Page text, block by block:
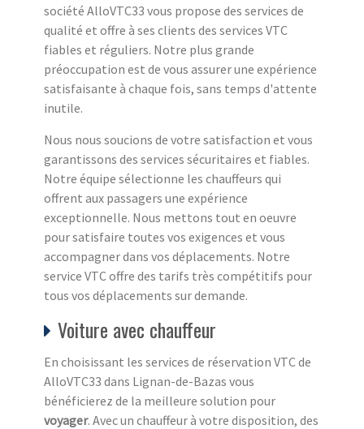
société AlloVTC33 vous propose des services de
qualité et offre à ses clients des services VTC
fiables et réguliers. Notre plus grande
préoccupation est de vous assurer une expérience
satisfaisante à chaque fois, sans temps d'attente
inutile.
Nous nous soucions de votre satisfaction et vous
garantissons des services sécuritaires et fiables.
Notre équipe sélectionne les chauffeurs qui
offrent aux passagers une expérience
exceptionnelle. Nous mettons tout en oeuvre
pour satisfaire toutes vos exigences et vous
accompagner dans vos déplacements. Notre
service VTC offre des tarifs très compétitifs pour
tous vos déplacements sur demande.
Voiture avec chauffeur
En choisissant les services de réservation VTC de
AlloVTC33 dans Lignan-de-Bazas vous
bénéficierez de la meilleure solution pour
voyager. Avec un chauffeur à votre disposition, des